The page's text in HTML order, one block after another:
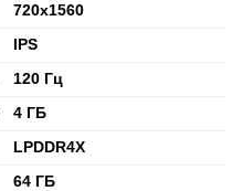
720x1560
IPS
120 Гц
4 ГБ
LPDDR4X
64 ГБ